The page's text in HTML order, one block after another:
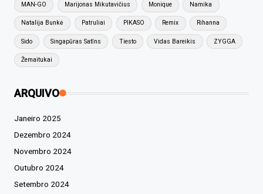
MAN-GO Marijonas Mikutavičius Monique Namika
Natalija Bunkė Patruliai PIKASO Remix Rihanna
Sido Singapūras Satīns Tiesto Vidas Bareikis ZYGGA
Žemaitukai
ARQUIVO
Janeiro 2025
Dezembro 2024
Novembro 2024
Outubro 2024
Setembro 2024